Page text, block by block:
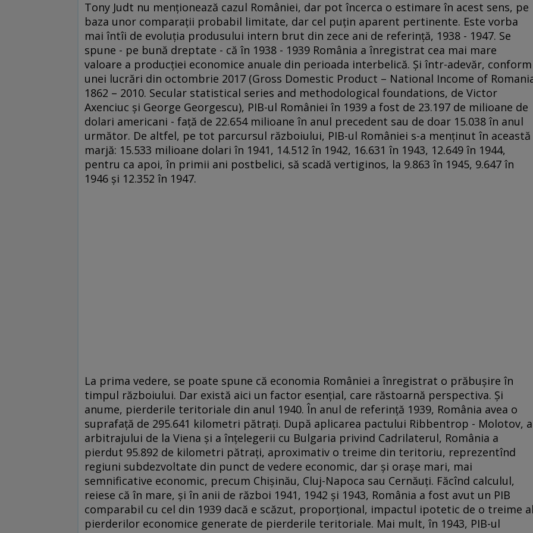
Tony Judt nu menționează cazul României, dar pot încerca o estimare în acest sens, pe
baza unor comparații probabil limitate, dar cel puțin aparent pertinente. Este vorba
mai întîi de evoluția produsului intern brut din zece ani de referință, 1938 - 1947. Se
spune - pe bună dreptate - că în 1938 - 1939 România a înregistrat cea mai mare
valoare a producției economice anuale din perioada interbelică. Și într-adevăr, conform
unei lucrări din octombrie 2017 (Gross Domestic Product – National Income of
1862 – 2010. Secular statistical series and methodological foundations, de Victor
Axenciuc și George Georgescu), PIB-ul României în 1939 a fost de 23.197 de milioane de
dolari americani - față de 22.654 milioane în anul precedent sau de doar 15.038 în anul
următor. De altfel, pe tot parcursul războiului, PIB-ul României s-a menținut în această
marjă: 15.533 milioane dolari în 1941, 14.512 în 1942, 16.631 în 1943, 12.649 în 1944,
pentru ca apoi, în primii ani postbelici, să scadă vertiginos, la 9.863 în 1945, 9.647 în
1946 și 12.352 în 1947.
La prima vedere, se poate spune că economia României a înregistrat o prăbușire în
timpul războiului. Dar există aici un factor esențial, care răstoarnă perspectiva. Și
anume, pierderile teritoriale din anul 1940. În anul de referință 1939, România avea o
suprafață de 295.641 kilometri pătrați. După aplicarea pactului Ribbentrop - Molotov, a
arbitrajului de la Viena și a înțelegerii cu Bulgaria privind Cadrilaterul, România a
pierdut 95.892 de kilometri pătrați, aproximativ o treime din teritoriu, reprezentînd
regiuni subdezvoltate din punct de vedere economic, dar și orașe mari, mai
semnificative economic, precum Chișinău, Cluj-Napoca sau Cernăuți. Făcînd calculul,
reiese că în mare, și în anii de război 1941, 1942 și 1943, România a fost avut un PIB
comparabil cu cel din 1939 dacă e scăzut, proporțional, impactul ipotetic de o treime
pierderilor economice generate de pierderile teritoriale. Mai mult, în 1943, PIB-ul